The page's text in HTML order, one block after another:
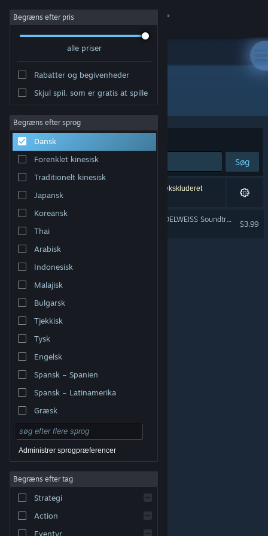
Log på
Om
Support
Skift sprog
Hent Steam-mobilappen
Vis desktop-webside
varemærker tilhører deres respektive indehavere i USA
Tilgængelighed
Refunderinger|
Begræns efter pris
alle priser
Rabatter og begivenheder
Skjul spil, som er gratis at spille
Begræns efter sprog
Dansk
Forenklet kinesisk
Traditionelt kinesisk
Japansk
Koreansk
Thai
Arabisk
Indonesisk
Malajisk
Bulgarsk
Tjekkisk
Tysk
Engelsk
Spansk – Spanien
Spansk – Latinamerika
Græsk
Administrer sprogpræferencer
Begræns efter tag
Strategi
Action
Eventyr
Udvikler: Osumia Games
Sorter efter Relevans
Søg
1 resultat matcher din søgning. 7 titler er blevet ekskluderet
baseret på dine præferencer.
RUNNING WITH RIFLES: EDELWEISS Soundtrack
$3.99